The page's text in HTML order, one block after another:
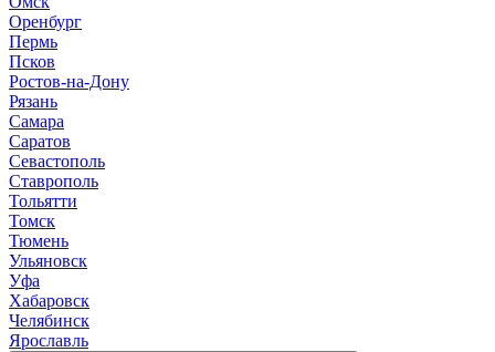
Оренбург
Пермь
Псков
Ростов-на-Дону
Рязань
Самара
Саратов
Севастополь
Ставрополь
Тольятти
Томск
Тюмень
Ульяновск
Уфа
Хабаровск
Челябинск
Ярославль